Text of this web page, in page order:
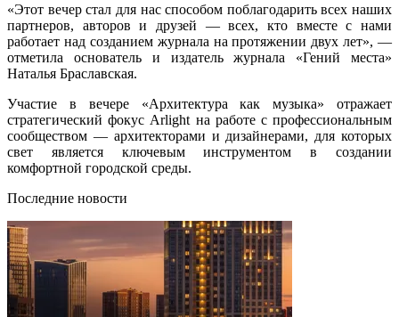
«Этот вечер стал для нас способом поблагодарить всех наших
партнеров, авторов и друзей — всех, кто вместе с нами
работает над созданием журнала на протяжении двух лет», —
отметила основатель и издатель журнала «Гений места»
Наталья Браславская.
Участие в вечере «Архитектура как музыка» отражает
стратегический фокус Arlight на работе с профессиональным
сообществом — архитекторами и дизайнерами, для которых
свет является ключевым инструментом в создании
комфортной городской среды.
Последние новости